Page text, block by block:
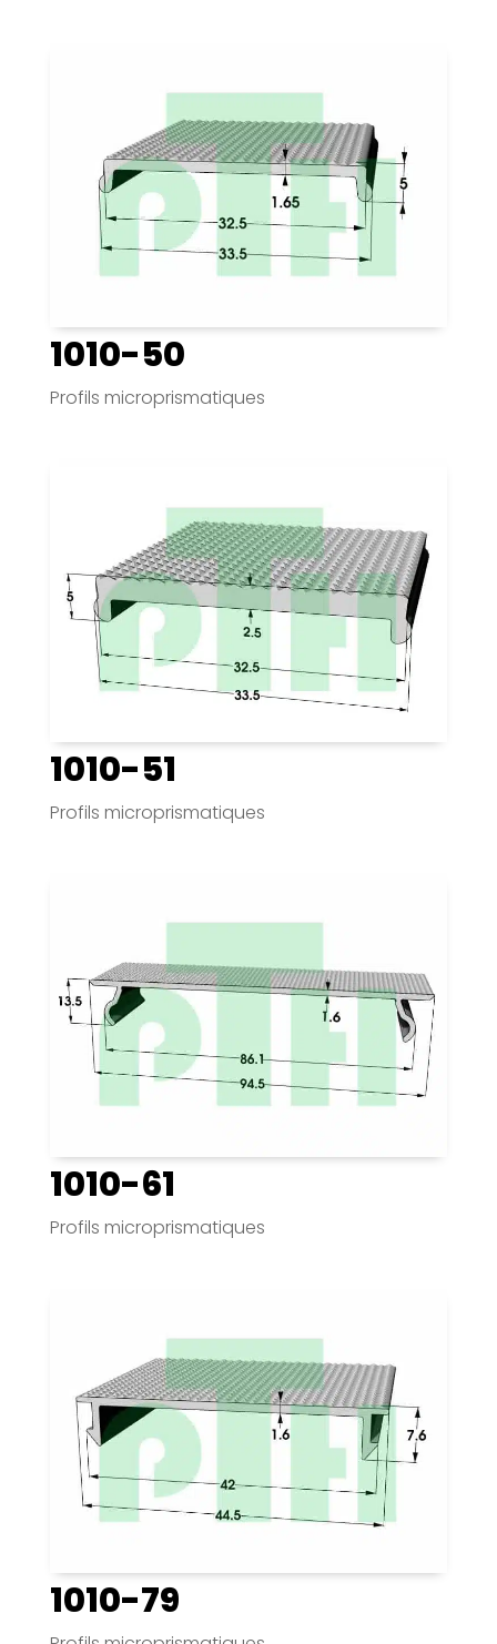
1010-50
Profils microprismatiques
1010-51
Profils microprismatiques
1010-61
Profils microprismatiques
1010-79